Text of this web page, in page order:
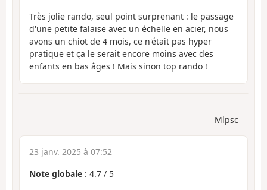
Très jolie rando, seul point surprenant : le passage
d'une petite falaise avec un échelle en acier, nous
avons un chiot de 4 mois, ce n'était pas hyper
pratique et ça le serait encore moins avec des
enfants en bas âges ! Mais sinon top rando !
Mlpsc
23 janv. 2025 à 07:52
Note globale : 4.7 / 5